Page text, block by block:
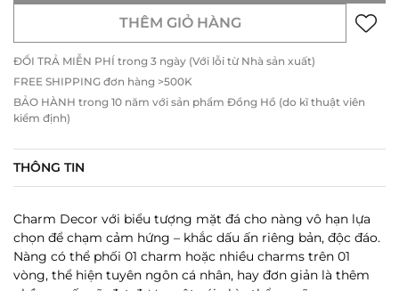
THÊM GIỎ HÀNG
ĐỔI TRẢ MIỄN PHÍ trong 3 ngày (Với lỗi từ Nhà sản xuất)
FREE SHIPPING đơn hàng >500K
BẢO HÀNH trong 10 năm với sản phẩm Đồng Hồ (do kĩ thuật viên
kiểm định)
THÔNG TIN
Charm Decor với biểu tượng mặt đá cho nàng vô hạn lựa
chọn để chạm cảm hứng – khắc dấu ấn riêng bản, độc đáo.
Nàng có thể phối 01 charm hoặc nhiều charms trên 01
vòng, thể hiện tuyên ngôn cá nhân, hay đơn giản là thêm